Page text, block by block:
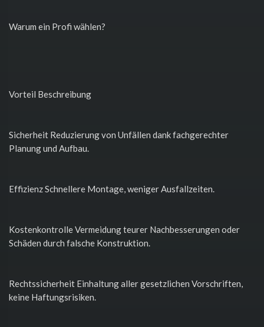
Warum ein Profi wählen?
Vorteil Beschreibung
Sicherheit Reduzierung von Unfällen dank fachgerechter
Planung und Aufbau.
Effizienz Schnellere Montage, weniger Ausfallzeiten.
Kostenkontrolle Vermeidung teurer Nachbesserungen oder
Schäden durch falsche Konstruktion.
Rechtssicherheit Einhaltung aller gesetzlichen Vorschriften,
keine Haftungsrisiken.